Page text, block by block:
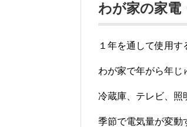
わが家の家電
１年を通して使用
わが家で年がら年じ
冷蔵庫、テレビ、照
季節で電気量が変動